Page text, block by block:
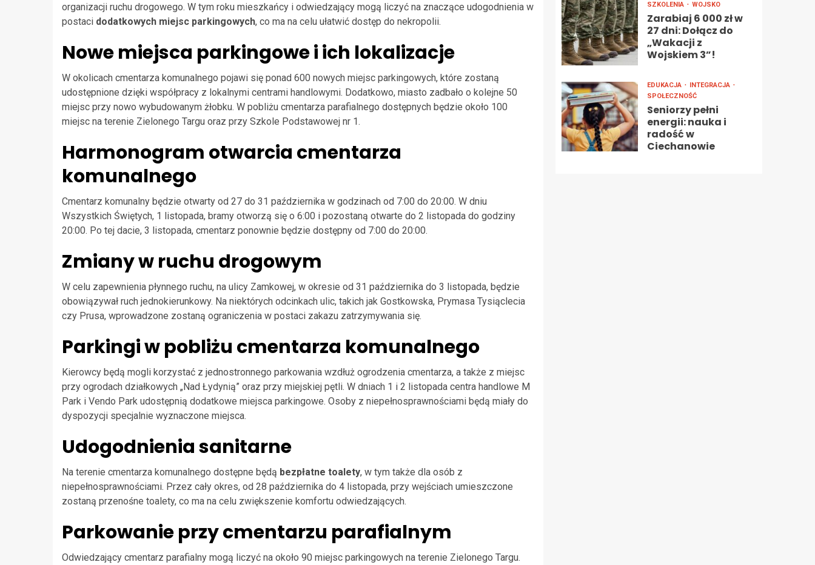
organizacji ruchu drogowego. W tym roku mieszkańcy i odwiedzający mogą liczyć na znaczące udogodnienia w
postaci dodatkowych miejsc parkingowych, co ma na celu ułatwić dostęp do nekropolii.
Nowe miejsca parkingowe i ich lokalizacje
W okolicach cmentarza komunalnego pojawi się ponad 600 nowych miejsc parkingowych, które zostaną
udostępnione dzięki współpracy z lokalnymi centrami handlowymi. Dodatkowo, miasto zadbało o kolejne 50
miejsc przy nowo wybudowanym żłobku. W pobliżu cmentarza parafialnego dostępnych będzie około 100
miejsc na terenie Zielonego Targu oraz przy Szkole Podstawowej nr 1.
Harmonogram otwarcia cmentarza
komunalnego
Cmentarz komunalny będzie otwarty od 27 do 31 października w godzinach od 7:00 do 20:00. W dniu
Wszystkich Świętych, 1 listopada, bramy otworzą się o 6:00 i pozostaną otwarte do 2 listopada do godziny
20:00. Po tej dacie, 3 listopada, cmentarz ponownie będzie dostępny od 7:00 do 20:00.
Zmiany w ruchu drogowym
W celu zapewnienia płynnego ruchu, na ulicy Zamkowej, w okresie od 31 października do 3 listopada, będzie
obowiązywał ruch jednokierunkowy. Na niektórych odcinkach ulic, takich jak Gostkowska, Prymasa Tysiąclecia
czy Prusa, wprowadzone zostaną ograniczenia w postaci zakazu zatrzymywania się.
Parkingi w pobliżu cmentarza komunalnego
Kierowcy będą mogli korzystać z jednostronnego parkowania wzdłuż ogrodzenia cmentarza, a także z miejsc
przy ogrodach działkowych „Nad Łydynią” oraz przy miejskiej pętli. W dniach 1 i 2 listopada centra handlowe M
Park i Vendo Park udostępnią dodatkowe miejsca parkingowe. Osoby z niepełnosprawnościami będą miały do
dyspozycji specjalnie wyznaczone miejsca.
Udogodnienia sanitarne
Na terenie cmentarza komunalnego dostępne będą bezpłatne toalety, w tym także dla osób z
niepełnosprawnościami. Przez cały okres, od 28 października do 4 listopada, przy wejściach umieszczone
zostaną przenośne toalety, co ma na celu zwiększenie komfortu odwiedzających.
Parkowanie przy cmentarzu parafialnym
Odwiedzający cmentarz parafialny mogą liczyć na około 90 miejsc parkingowych na terenie Zielonego Targu.
SZKOLENIA WOJSKO
Zarabiaj 6 000 zł w
27 dni: Dołącz do
„Wakacji z
Wojskiem 3”!
EDUKACJA
INTEGRACJA
SPOŁECZNOŚĆ
Seniorzy pełni
energii: nauka i
radość w
Ciechanowie